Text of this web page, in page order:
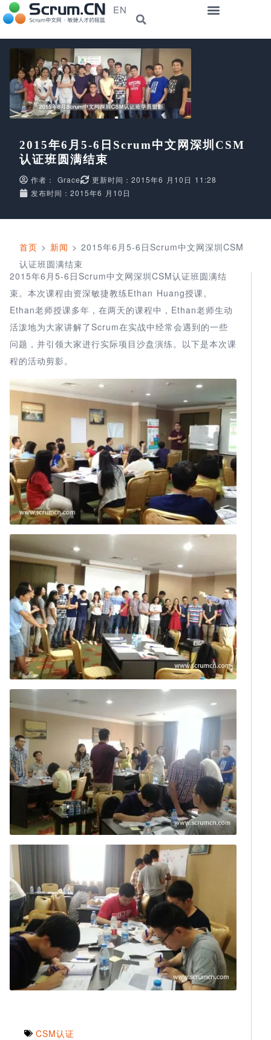
EN
2015年6月5-6日Scrum中文网深圳CSM
认证班圆满结束
作者： Grace
更新时间：2015年6 月10日 11:28
发布时间：2015年6 月10日
首页 > 新闻 > 2015年6月5-6日Scrum中文网深圳CSM
认证班圆满结束
2015年6月5-6日Scrum中文网深圳CSM认证班圆满结
束。本次课程由资深敏捷教练Ethan Huang授课。
Ethan老师授课多年，在两天的课程中，Ethan老师生动
活泼地为大家讲解了Scrum在实战中经常会遇到的一些
问题，并引领大家进行实际项目沙盘演练。以下是本次课
程的活动剪影。
CSM认证